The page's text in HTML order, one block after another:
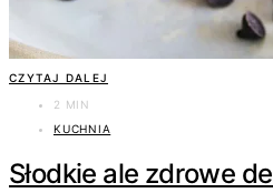
CZYTAJ DALEJ
2 MIN
KUCHNIA
Słodkie ale zdrowe